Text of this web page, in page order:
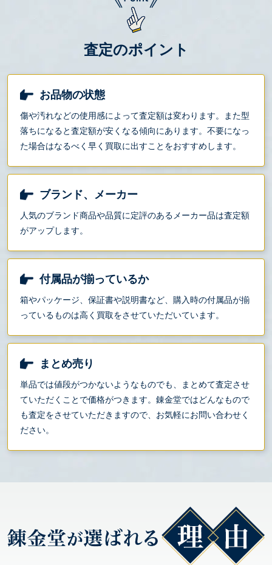
査定のポイント
お品物の状態
傷や汚れなどの使用感によって査定額は変わります。また型
落ちになると査定額が安くなる傾向にあります。不要になっ
た場合はなるべく早く買取に出すことをおすすめします。
ブランド、メーカー
人気のブランド商品や品質に定評のあるメーカー品は査定額
がアップします。
付属品が揃っているか
箱やパッケージ、保証書や説明書など、購入時の付属品が揃
っているものは高く買取をさせていただいています。
まとめ売り
単品では値段がつかないようなものでも、まとめて査定させ
ていただくことで価格がつきます。錬金堂ではどんなもので
も査定をさせていただきますので、お気軽にお問い合わせく
ださい。